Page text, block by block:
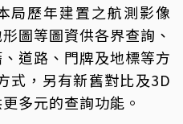
局歷年建置之航測影像
圖等圖資供各界查詢、
道路、門牌及地標等方
式，另有新舊對比及3D
多元的查詢功能。